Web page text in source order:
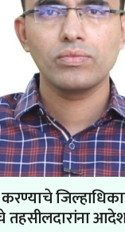
तहसीलदारांना